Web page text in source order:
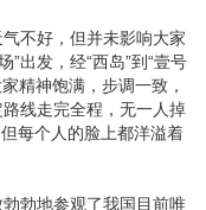
不好，但并未影响大家
”出发，经“西岛”到“壹号
精神饱满，步调一致，
线走完全程，无一人掉
每个人的脸上都洋溢着
勃地参观了我国目前唯